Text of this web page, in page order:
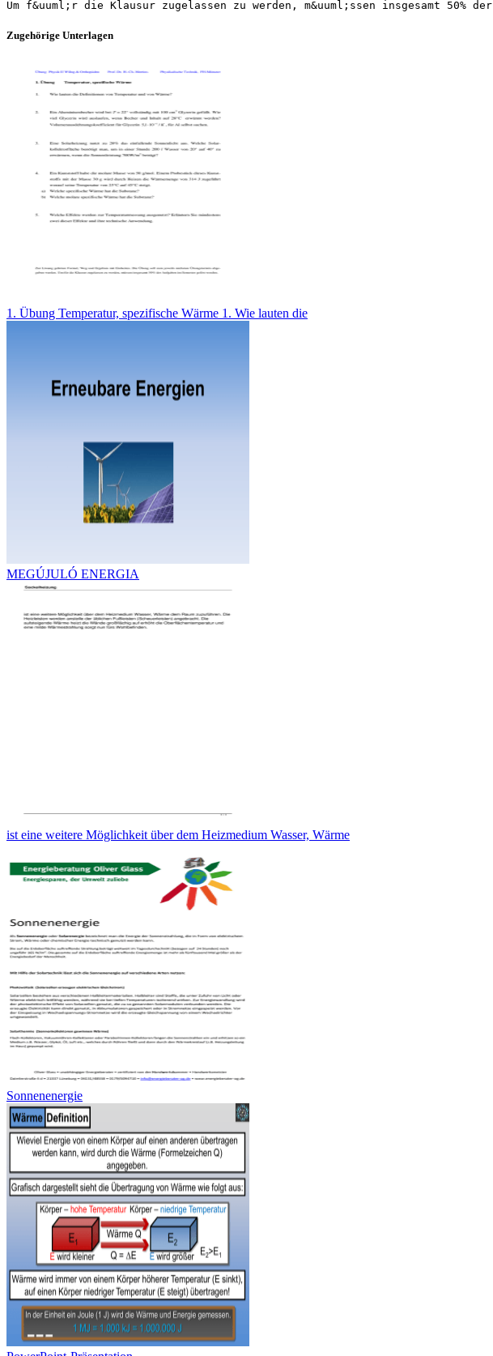
Zugehörige Unterlagen
1. Übung Temperatur, spezifische Wärme 1. Wie lauten die
MEGÚJULÓ ENERGIA
ist eine weitere Möglichkeit über dem Heizmedium Wasser, Wärme
Sonnenenergie